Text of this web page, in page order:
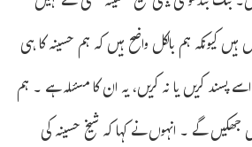
کیونکہ ہم بالکل واضح ہیں کہ ہم حسینہ کا ہی
کریں یا نہ کریں، یہ ان کا مسئلہ ہے ۔ ہم
گے ۔ انہوں نے کہا کہ شیخ حسینہ کی